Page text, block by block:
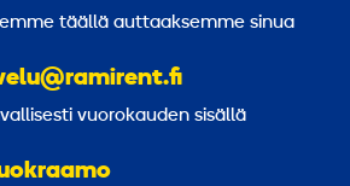
täällä auttaaksemme sinua
vuorokauden sisällä